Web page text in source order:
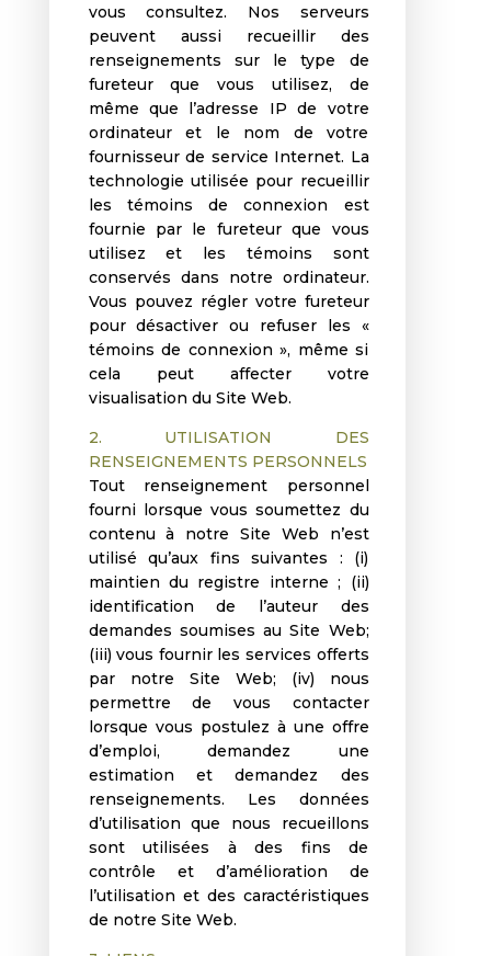
vous consultez. Nos serveurs
peuvent aussi recueillir des
renseignements sur le type de
fureteur que vous utilisez, de
même que l’adresse IP de votre
ordinateur et le nom de votre
fournisseur de service Internet. La
technologie utilisée pour recueillir
les témoins de connexion est
fournie par le fureteur que vous
utilisez et les témoins sont
conservés dans notre ordinateur.
Vous pouvez régler votre fureteur
pour désactiver ou refuser les «
témoins de connexion », même si
cela peut affecter votre
visualisation du Site Web.
2. UTILISATION DES
RENSEIGNEMENTS PERSONNELS
Tout renseignement personnel
fourni lorsque vous soumettez du
contenu à notre Site Web n’est
utilisé qu’aux fins suivantes : (i)
maintien du registre interne ; (ii)
identification de l’auteur des
demandes soumises au Site Web;
(iii) vous fournir les services offerts
par notre Site Web; (iv) nous
permettre de vous contacter
lorsque vous postulez à une offre
d’emploi, demandez une
estimation et demandez des
renseignements. Les données
d’utilisation que nous recueillons
sont utilisées à des fins de
contrôle et d’amélioration de
l’utilisation et des caractéristiques
de notre Site Web.